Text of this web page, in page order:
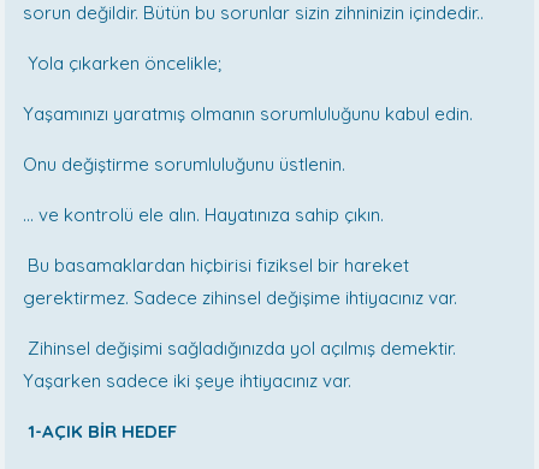
sorun değildir. Bütün bu sorunlar sizin zihninizin içindedir..
Yola çıkarken öncelikle;
Yaşamınızı yaratmış olmanın sorumluluğunu kabul edin.
Onu değiştirme sorumluluğunu üstlenin.
… ve kontrolü ele alın. Hayatınıza sahip çıkın.
Bu basamaklardan hiçbirisi fiziksel bir hareket
gerektirmez. Sadece zihinsel değişime ihtiyacınız var.
Zihinsel değişimi sağladığınızda yol açılmış demektir.
Yaşarken sadece iki şeye ihtiyacınız var.
1-AÇIK BİR HEDEF